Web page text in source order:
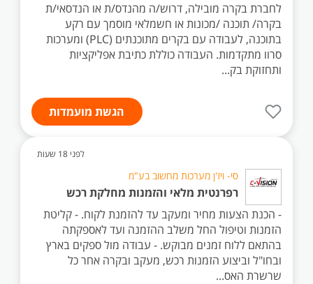
לחברת בקרה מובילה, דרוש/ה מהנדס/ת או הנדסאי/ת
בקרה/ תוכנה /מכונות או חשמלאי מוסמך עם רקע
בתוכנה, לעבודה עם בקרים מתוכנתים (PLC) ומערכות
סרוו מתקדמות. העבודה כוללת כתיבת אפליקציות
ותחזוקת בק...
הגשת מועמדות
לפני 18 שעות
סי- ויז'ן מערכות מחשוב בע"מ
רפרנטית מלאי והזמנות מחלקת רכש
- הכנת הצעות מחיר ומעקב עד להזמנת לקוח. - קליטת
הזמנות וטיפול החל משלב ההזמנה ועד לאספקתה
בהתאם ללוח זמנים מבוקש. - עבודה מול ספקים בארץ
ובחו"ל וביצוע הזמנות רכש, מעקב ובקרה אחר כל
שרשרת האס...